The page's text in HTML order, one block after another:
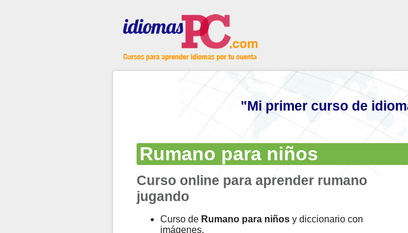
"Mi primer curso de
Rumano para niños
Curso online para aprender rumano
jugando
Curso de Rumano para niñosy diccionario con
imágenes.